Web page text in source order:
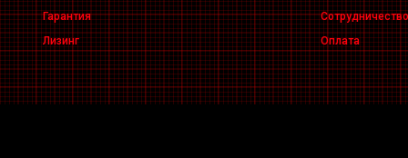
Гарантия
Лизинг
Сотрудничество
Оплата